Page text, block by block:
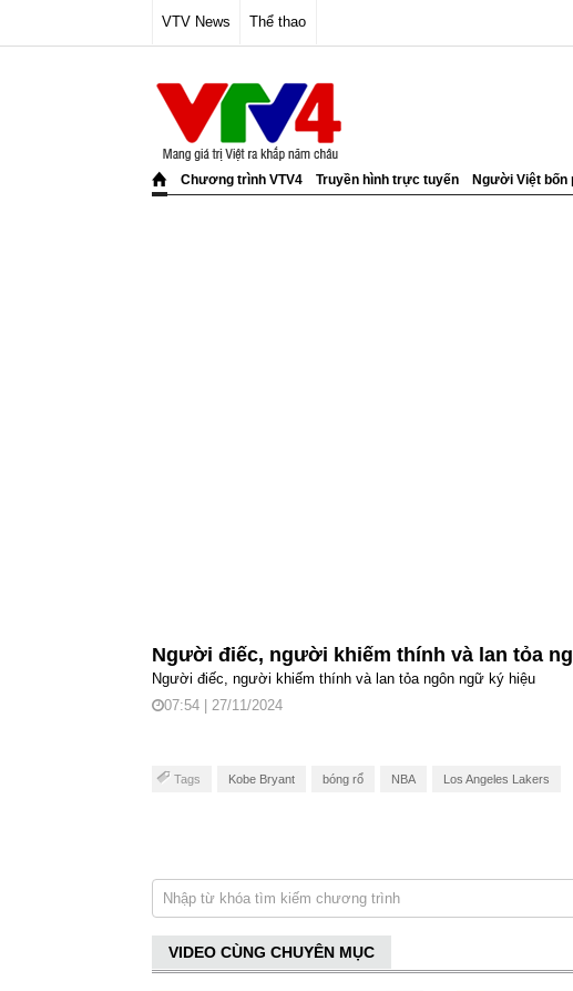
VTV News Thể thao
Chương trình VTV4 Truyền hình trực tuyến Người Việt bốn
Người điếc, người khiếm thính và lan tỏa
Người điếc, người khiếm thính và lan tỏa ngôn ngữ ký hiệu
07:54 | 27/11/2024
Tags Kobe Bryant bóng rổ NBA Los Angeles Lakers
VIDEO CÙNG CHUYÊN MỤC